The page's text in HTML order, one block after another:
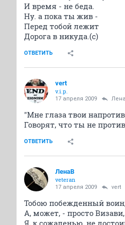
И время - не беда.
Ну. а пока ты жив -
Перед тобой лежит
Дорога в никуда.(с)
ОТВЕТИТЬ
vert
v.i.p.
17 апреля 2009
"Мне глаза твои напротив
Говорят, что ты не
ОТВЕТИТЬ
ЛенаВ
veteran
17 апреля 2009 vert
Тобою побежденный
А, может, - просто Визави,
Я, к сожаленью, не